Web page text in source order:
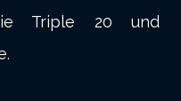
Triple 20 und